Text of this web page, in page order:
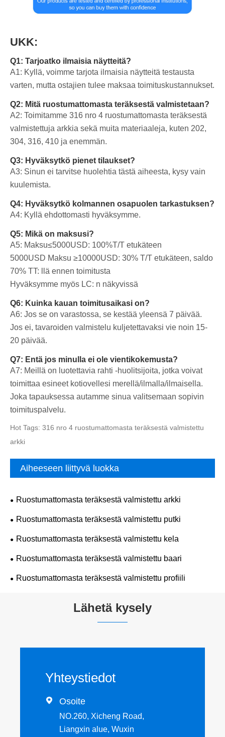
UKK:
Q1: Tarjoatko ilmaisia näytteitä?
A1: Kyllä, voimme tarjota ilmaisia näytteitä testausta
varten, mutta ostajien tulee maksaa toimituskustannukset.
Q2: Mitä ruostumattomasta teräksestä valmistetaan?
A2: Toimitamme 316 nro 4 ruostumattomasta teräksestä
valmistettuja arkkia sekä muita materiaaleja, kuten 202,
304, 316, 410 ja enemmän.
Q3: Hyväksytkö pienet tilaukset?
A3: Sinun ei tarvitse huolehtia tästä aiheesta, kysy vain
kuulemista.
Q4: Hyväksytkö kolmannen osapuolen tarkastuksen?
A4: Kyllä ehdottomasti hyväksymme.
Q5: Mikä on maksusi?
A5: Maksu≤5000USD: 100%T/T etukäteen
5000USD Maksu ≥10000USD: 30% T/T etukäteen, saldo
70% TT: llä ennen toimitusta
Hyväksymme myös LC: n näkyvissä
Q6: Kuinka kauan toimitusaikasi on?
A6: Jos se on varastossa, se kestää yleensä 7 päivää.
Jos ei, tavaroiden valmistelu kuljetettavaksi vie noin 15-
20 päivää.
Q7: Entä jos minulla ei ole vientikokemusta?
A7: Meillä on luotettavia rahti -huolitsijoita, jotka voivat
toimittaa esineet kotiovellesi merellä/ilmalla/ilmaisella.
Joka tapauksessa autamme sinua valitsemaan sopivin
toimituspalvelu.
Hot Tags: 316 nro 4 ruostumattomasta teräksestä valmistettu
arkki
Aiheeseen liittyvä luokka
Ruostumattomasta teräksestä valmistettu arkki
Ruostumattomasta teräksestä valmistettu putki
Ruostumattomasta teräksestä valmistettu kela
Ruostumattomasta teräksestä valmistettu baari
Ruostumattomasta teräksestä valmistettu profiili
Lähetä kysely
Yhteystiedot
 Osoite
NO.260, Xicheng Road,
Liangxin alue, Wuxin